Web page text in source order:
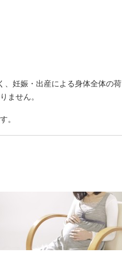
、妊娠・出産による身体全体の荷
ません。
。